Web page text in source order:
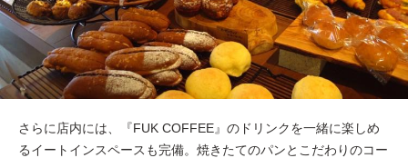
さらに店内には、『FUK COFFEE』のドリンクを一緒に楽しめ
るイートインスペースも完備。焼きたてのパンとこだわりのコー